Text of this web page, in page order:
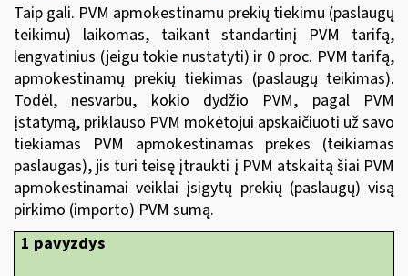
Taip gali. PVM apmokestinamu prekių tiekimu (paslaugų
teikimu) laikomas, taikant standartinį PVM tarifą,
lengvatinius (jeigu tokie nustatyti) ir 0 proc. PVM tarifą,
apmokestinamų prekių tiekimas (paslaugų teikimas).
Todėl, nesvarbu, kokio dydžio PVM, pagal PVM
įstatymą, priklauso PVM mokėtojui apskaičiuoti už savo
tiekiamas PVM apmokestinamas prekes (teikiamas
paslaugas), jis turi teisę įtraukti į PVM atskaitą šiai PVM
apmokestinamai veiklai įsigytų prekių (paslaugų) visą
pirkimo (importo) PVM sumą.
1 pavyzdys